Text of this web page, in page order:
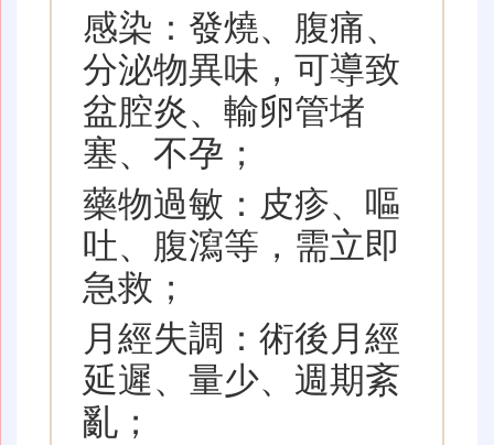
感染：發燒、腹痛、
分泌物異味，可導致
盆腔炎、輸卵管堵
塞、不孕；
藥物過敏：皮疹、嘔
吐、腹瀉等，需立即
急救；
月經失調：術後月經
延遲、量少、週期紊
亂；